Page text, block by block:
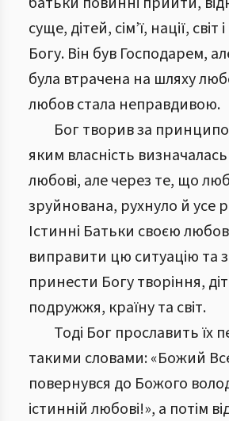
суще, дітей, сім’ї, нації, світ
Богу. Він був Господарем,
була втрачена на шляху
любов стала неправдивою.
Бог творив за
яким власність
любові, але через те, що
зруйнована, рухнуло й усе
Істинні Батьки своєю
виправити цю ситуацію та
принести Богу творіння,
подружжя, країну та світ.
Тоді Бог прославить їх
такими словами: «Божий
повернувся до Божого
істинній любові!», а потім